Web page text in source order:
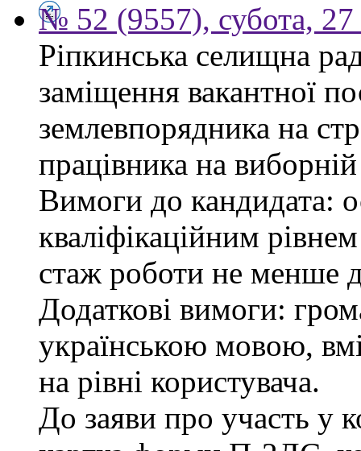
№ 52 (9557), субота, 27
Ріпкинська селищна
заміщення вакантної
землевпорядника на
працівника на
Вимоги до кандидата:
кваліфікаційним
стаж роботи не менше
Додаткові вимоги:
українською мовою,
на рівні користувача.
До заяви про участь у